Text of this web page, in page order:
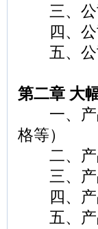
三、公
四、公
五、公
第二章 大
一、产品
格等）
二、产
三、产
四、产
五、产